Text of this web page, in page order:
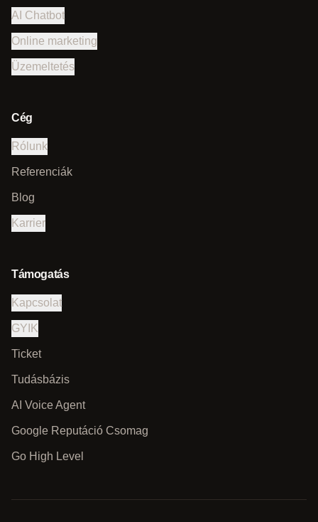
AI Chatbot
Online marketing
Üzemeltetés
Cég
Rólunk
Referenciák
Blog
Karrier
Támogatás
Kapcsolat
GYIK
Ticket
Tudásbázis
AI Voice Agent
Google Reputáció Csomag
Go High Level